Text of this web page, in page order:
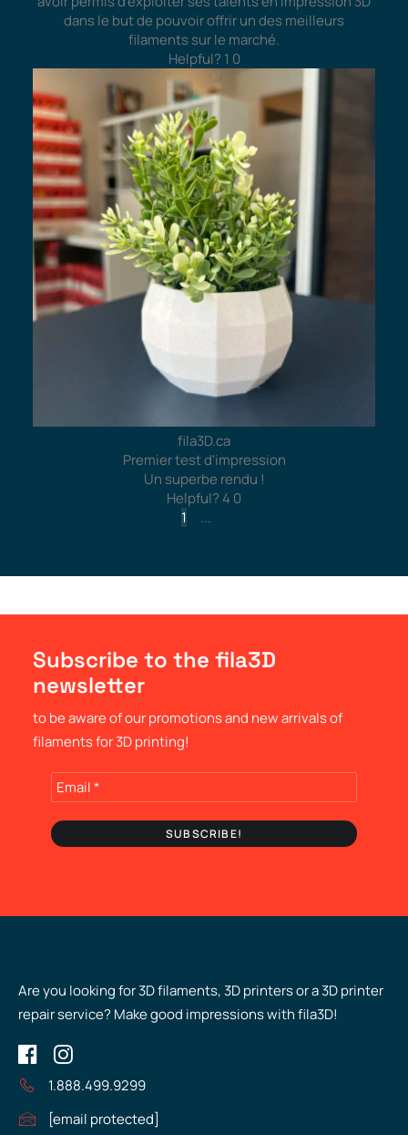
dans le but de pouvoir offrir un des meilleurs
filaments sur le marché.
Helpful? 1 0
fila3D.ca
Premier test d'impression
Un superbe rendu !
Helpful?4 0
1
...
Subscribe to the fila3D
newsletter
to be aware of our promotions and new arrivals of
filaments for 3D printing!
Are you looking for 3D filaments, 3D printers or a 3D printer
repair service? Make good impressions with fila3D!
1.888.499.9299
[email protected]